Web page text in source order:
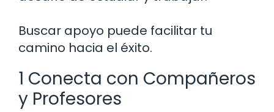
Buscar apoyo puede facilitar tu
camino hacia el éxito.
1 Conecta con Compañeros
y Profesores